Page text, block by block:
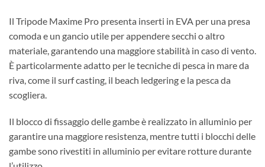
Il Tripode Maxime Pro presenta inserti in EVA per una presa
comoda e un gancio utile per appendere secchi o altro
materiale, garantendo una maggiore stabilità in caso di vento.
È particolarmente adatto per le tecniche di pesca in mare da
riva, come il surf casting, il beach ledgering e la pesca da
scogliera.
Il blocco di fissaggio delle gambe è realizzato in alluminio per
garantire una maggiore resistenza, mentre tutti i blocchi delle
gambe sono rivestiti in alluminio per evitare rotture durante